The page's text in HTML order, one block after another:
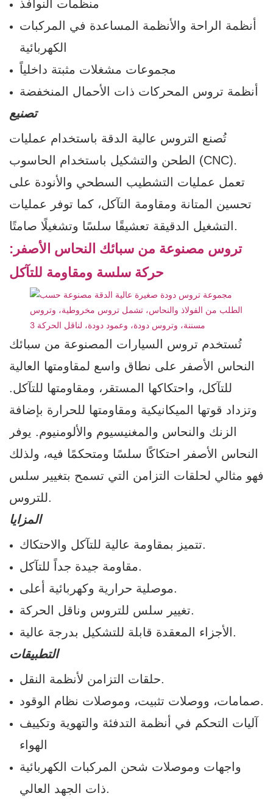
منظمات النوافذ
أنظمة الراحة والأنظمة المساعدة في المركبات
الكهربائية
مجموعات مشغلات مثبتة داخلياً
أنظمة تروس المحركات ذات الأحمال المنخفضة
تصنيع
تُصنع التروس عالية الدقة باستخدام عمليات
الطحن والتشكيل باستخدام الحاسوب (CNC).
تعمل عمليات التشطيب السطحي والأنودة على
تحسين المتانة ومقاومة التآكل، كما توفر عمليات
التشغيل الدقيقة تعشيقًا سلسًا وتشغيلًا صامتًا.
تروس مصنوعة من سبائك النحاس الأصفر:
حركة سلسة ومقاومة للتآكل
تُستخدم تروس السيارات المصنوعة من سبائك
النحاس الأصفر على نطاق واسع لمقاومتها العالية
للتآكل، واحتكاكها المستقر، ومقاومتها للتآكل.
وتزداد قوتها الميكانيكية ومقاومتها للحرارة بإضافة
الزنك والنحاس والمغنيسيوم والألومنيوم. يوفر
النحاس الأصفر احتكاكًا سلسًا ومتحكمًا فيه، ولذلك
فهو مثالي لحلقات التزامن التي تسمح بتغيير سلس
للتروس.
المزايا
تتميز بمقاومة عالية للتآكل والاحتكاك.
مقاومة جيدة جداً للتآكل.
موصلية حرارية وكهربائية أعلى.
تغيير سلس للتروس وناقل الحركة.
الأجزاء المعقدة قابلة للتشكيل بدرجة عالية.
التطبيقات
حلقات التزامن لأنظمة النقل.
صمامات، ووصلات تثبيت، وموصلات نظام الوقود.
آليات التحكم في أنظمة التدفئة والتهوية وتكييف
الهواء
واجهات وموصلات شحن المركبات الكهربائية
ذات الجهد العالي.